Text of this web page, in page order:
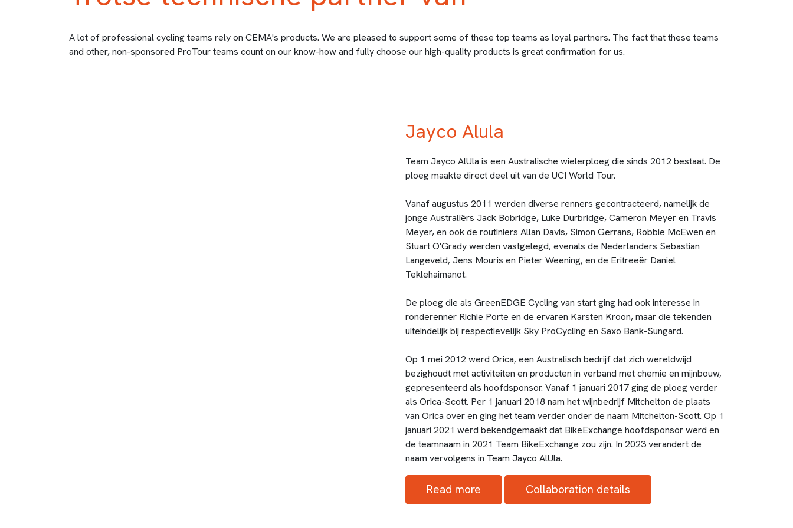
A lot of professional cycling teams rely on CEMA's products. We are pleased to support some of these top teams as loyal partners. The fact that these teams
and other, non-sponsored ProTour teams count on our know-how and fully choose our high-quality products is great confirmation for us.
Jayco Alula
Team Jayco AlUla is een Australische wielerploeg die sinds 2012 bestaat. De
ploeg maakte direct deel uit van de UCI World Tour.
Vanaf augustus 2011 werden diverse renners gecontracteerd, namelijk de
jonge Australiërs Jack Bobridge, Luke Durbridge, Cameron Meyer en Travis
Meyer, en ook de routiniers Allan Davis, Simon Gerrans, Robbie McEwen en
Stuart O'Grady werden vastgelegd, evenals de Nederlanders Sebastian
Langeveld, Jens Mouris en Pieter Weening, en de Eritreeër Daniel
Teklehaimanot.
De ploeg die als GreenEDGE Cycling van start ging had ook interesse in
ronderenner Richie Porte en de ervaren Karsten Kroon, maar die tekenden
uiteindelijk bij respectievelijk Sky ProCycling en Saxo Bank-Sungard.
Op 1 mei 2012 werd Orica, een Australisch bedrijf dat zich wereldwijd
bezighoudt met activiteiten en producten in verband met chemie en mijnbouw,
gepresenteerd als hoofdsponsor. Vanaf 1 januari 2017 ging de ploeg verder
als Orica-Scott. Per 1 januari 2018 nam het wijnbedrijf Mitchelton de plaats
van Orica over en ging het team verder onder de naam Mitchelton-Scott. Op 1
januari 2021 werd bekendgemaakt dat BikeExchange hoofdsponsor werd en
de teamnaam in 2021 Team BikeExchange zou zijn. In 2023 verandert de
naam vervolgens in Team Jayco AlUla.
Read more Collaboration details